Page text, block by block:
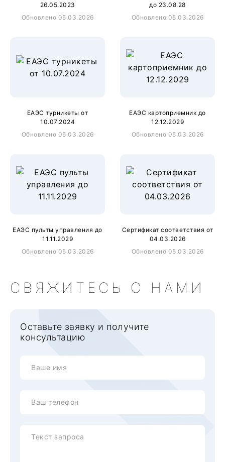
26.05.2023
Обновлено 05.03.2026
до 23.08.28
Обновлено 05.03.2026
ЕАЭС турникеты от
10.07.2024
Обновлено 05.03.2026
ЕАЭС картоприемник до
12.12.2029
Обновлено 05.03.2026
ЕАЭС пульты управления до
11.11.2029
Обновлено 05.03.2026
Сертификат соответствия от
04.03.2026
Обновлено 05.03.2026
СВЯЖИТЕСЬ С НАМИ
Оставьте заявку и получите
консультацию